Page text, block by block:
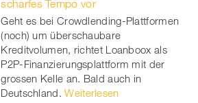
scharfes Tempo vor
Geht es bei Crowdlending-Plattformen
(noch) um überschaubare
Kreditvolumen, richtet Loanboox als
P2P-Finanzierungsplattform mit der
grossen Kelle an. Bald auch in
Deutschland. Weiterlesen